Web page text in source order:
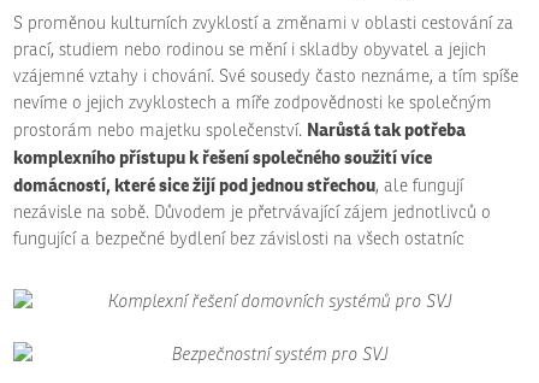
S proměnou kulturních zvyklostí a změnami v oblasti cestování za
prací, studiem nebo rodinou se mění i skladby obyvatel a jejich
vzájemné vztahy i chování. Své sousedy často neznáme, a tím spíše
nevíme o jejich zvyklostech a míře zodpovědnosti ke společným
prostorám nebo majetku společenství. Narůstá tak potřeba
komplexního přístupu k řešení společného soužití více
domácností, které sice žijí pod jednou střechou, ale fungují
nezávisle na sobě. Důvodem je přetrvávající zájem jednotlivců o
fungující a bezpečné bydlení bez závislosti na všech ostatníc